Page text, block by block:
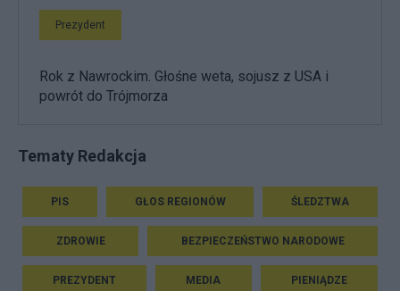
Prezydent
Rok z Nawrockim. Głośne weta, sojusz z USA i
powrót do Trójmorza
Tematy Redakcja
PIS GŁOS REGIONÓW ŚLEDZTWA
ZDROWIE BEZPIECZEŃSTWO NARODOWE
PREZYDENT MEDIA PIENIĄDZE